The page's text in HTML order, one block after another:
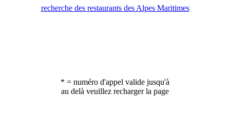
recherche des restaurants des Alpes Maritimes
* = numéro d'appel valide jusqu'à
au delà veuillez recharger la page